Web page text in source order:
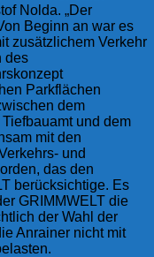
Nolda. „Der
Beginn an war es
zusätzlichem Verkehr
des
Parkflächen
dem
und dem
mit den
und
das den
berücksichtige. Es
GRIMMWELT die
der Wahl der
Anrainer nicht mit